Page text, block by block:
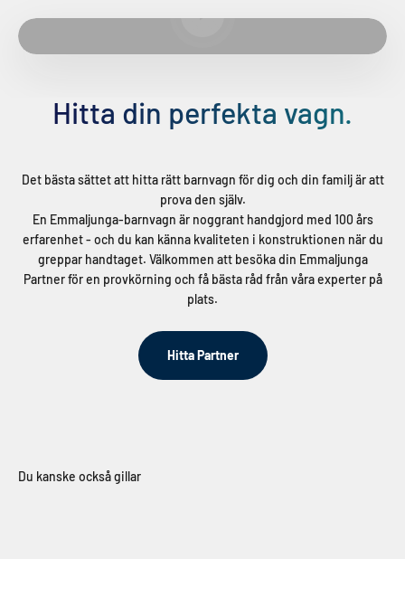
Hitta din perfekta vagn.
Det bästa sättet att hitta rätt barnvagn för dig och din familj är att
prova den själv.
En Emmaljunga-barnvagn är noggrant handgjord med 100 års
erfarenhet - och du kan känna kvaliteten i konstruktionen när du
greppar handtaget. Välkommen att besöka din Emmaljunga
Partner för en provkörning och få bästa råd från våra experter på
plats.
Hitta Partner